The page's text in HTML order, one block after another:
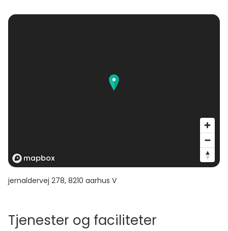
jernaldervej 278, 8210 aarhus V
Tjenester og faciliteter